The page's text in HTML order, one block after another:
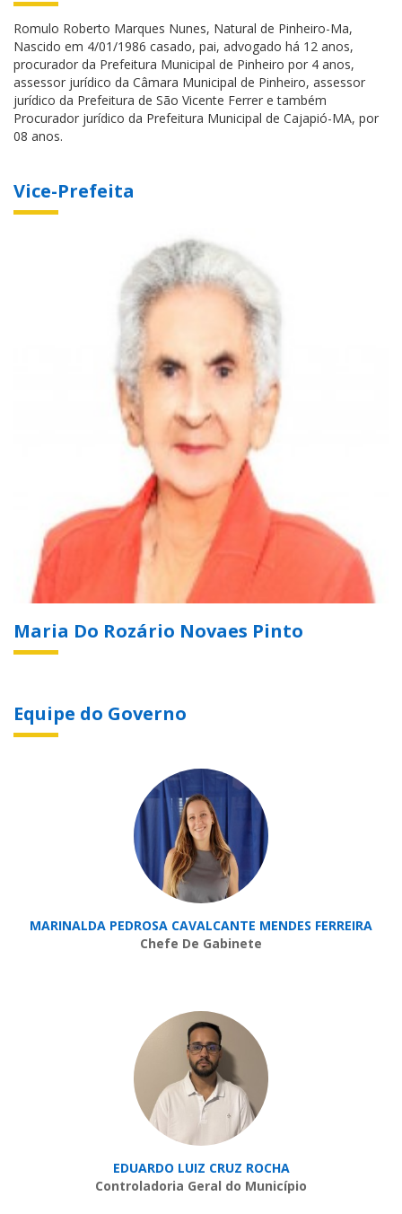
Romulo Roberto Marques Nunes, Natural de Pinheiro-Ma,
Nascido em 4/01/1986 casado, pai, advogado há 12 anos,
procurador da Prefeitura Municipal de Pinheiro por 4 anos,
assessor jurídico da Câmara Municipal de Pinheiro, assessor
jurídico da Prefeitura de São Vicente Ferrer e também
Procurador jurídico da Prefeitura Municipal de Cajapió-MA, por
08 anos.
Vice-Prefeita
Maria Do Rozário Novaes Pinto
Equipe do Governo
MARINALDA PEDROSA CAVALCANTE MENDES FERREIRA
Chefe De Gabinete
EDUARDO LUIZ CRUZ ROCHA
Controladoria Geral do Município